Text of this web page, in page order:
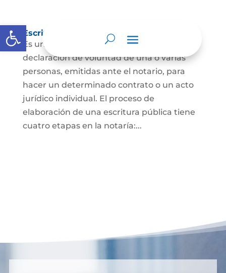
Abrir barra de herramientas
Escritura Pública
Es un documento que contiene la
declaración de voluntad de una o varias
personas, emitidas ante el notario, para
hacer un determinado contrato o un acto
jurídico individual. El proceso de
elaboración de una escritura pública tiene
cuatro etapas en la notaría:...